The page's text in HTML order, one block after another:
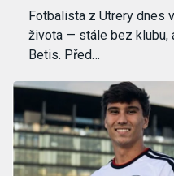
Fotbalista z Utrery dnes
života — stále bez klubu,
Betis. Před…